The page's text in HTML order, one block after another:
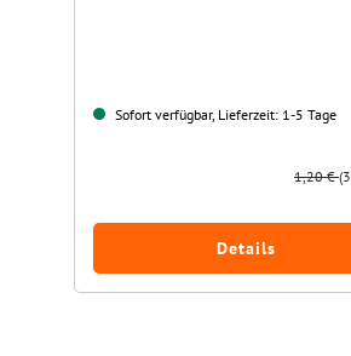
Sofort verfügbar, Lieferzeit: 1-5 Tage
1,20 €
Details